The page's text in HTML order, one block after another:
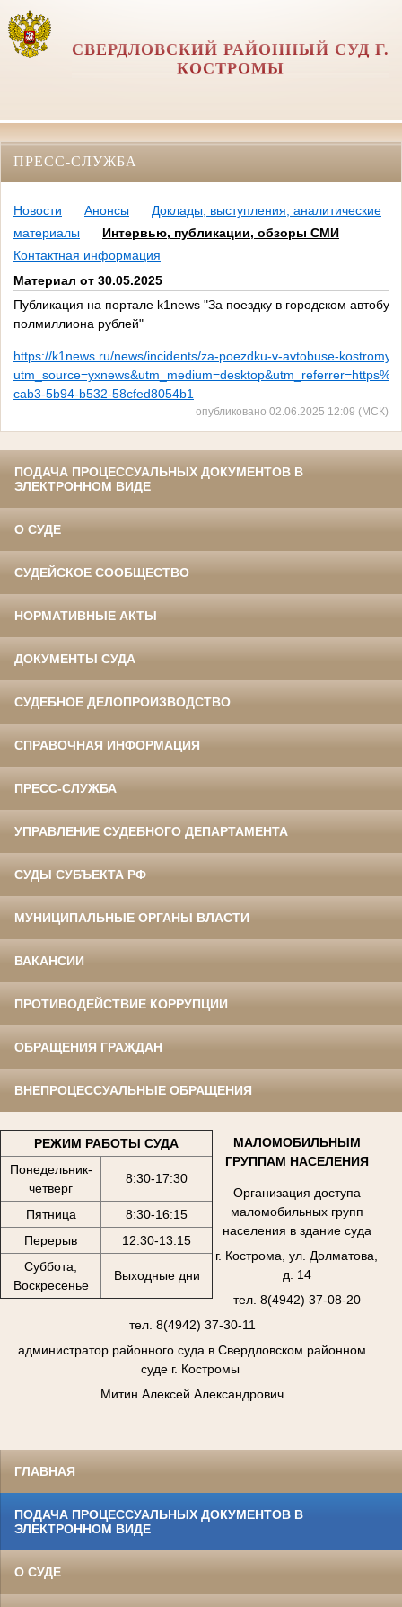
СВЕРДЛОВСКИЙ РАЙОННЫЙ СУД Г.
КОСТРОМЫ
ПРЕСС-СЛУЖБА
Новости Анонсы
Доклады, выступления, аналитические
материалы
Интервью, публикации, обзоры СМИ
Контактная информация
Материал от 30.05.2025
Публикация на портале k1news "За поездку в городском
полмиллиона рублей"
https://k1news.ru/news/incidents/za-poezdku-v-avtobuse-
cab3-5b94-b532-58cfed8054b1
опубликовано 02.06.2025 12:09 (МСК)
ПОДАЧА ПРОЦЕССУАЛЬНЫХ ДОКУМЕНТОВ В
ЭЛЕКТРОННОМ ВИДЕ
О СУДЕ
СУДЕЙСКОЕ СООБЩЕСТВО
НОРМАТИВНЫЕ АКТЫ
ДОКУМЕНТЫ СУДА
СУДЕБНОЕ ДЕЛОПРОИЗВОДСТВО
СПРАВОЧНАЯ ИНФОРМАЦИЯ
ПРЕСС-СЛУЖБА
УПРАВЛЕНИЕ СУДЕБНОГО ДЕПАРТАМЕНТА
СУДЫ СУБЪЕКТА РФ
МУНИЦИПАЛЬНЫЕ ОРГАНЫ ВЛАСТИ
ВАКАНСИИ
ПРОТИВОДЕЙСТВИЕ КОРРУПЦИИ
ОБРАЩЕНИЯ ГРАЖДАН
ВНЕПРОЦЕССУАЛЬНЫЕ ОБРАЩЕНИЯ
РЕЖИМ РАБОТЫ СУДА
Понедельник-
четверг
8:30-17:30
Пятница
8:30-16:15
Перерыв
12:30-13:15
Суббота,
Воскресенье
Выходные дни
МАЛОМОБИЛЬНЫМ
ГРУППАМ НАСЕЛЕНИЯ
Организация доступа
маломобильных групп
населения в здание суда
г. Кострома, ул. Долматова,
д. 14
тел. 8(4942) 37-08-20
тел. 8(4942) 37-30-11
администратор районного суда в Свердловском районном
суде г. Костромы
Митин Алексей Александрович
ГЛАВНАЯ
ПОДАЧА ПРОЦЕССУАЛЬНЫХ ДОКУМЕНТОВ В
ЭЛЕКТРОННОМ ВИДЕ
О СУДЕ